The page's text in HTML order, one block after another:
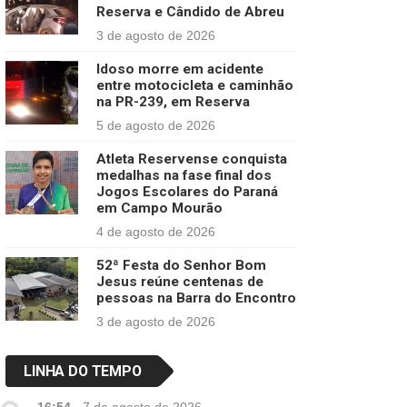
Reserva e Cândido de Abreu
3 de agosto de 2026
Idoso morre em acidente
entre motocicleta e caminhão
na PR-239, em Reserva
5 de agosto de 2026
Atleta Reservense conquista
medalhas na fase final dos
Jogos Escolares do Paraná
em Campo Mourão
4 de agosto de 2026
52ª Festa do Senhor Bom
Jesus reúne centenas de
pessoas na Barra do Encontro
3 de agosto de 2026
LINHA DO TEMPO